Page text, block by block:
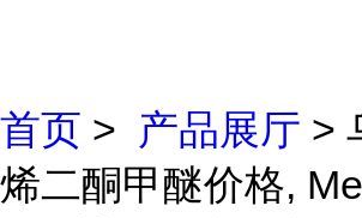
首页 > 产品展厅 >
烯二酮甲醚价格,